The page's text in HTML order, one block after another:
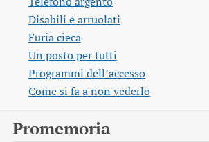
Disabili e arruolati
Furia cieca
Un posto per tutti
Programmi dell’accesso
Come si fa a non vederlo
Promemoria